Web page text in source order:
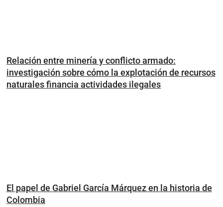
Relación entre minería y conflicto armado:
investigación sobre cómo la explotación de recursos
naturales financia actividades ilegales
El papel de Gabriel García Márquez en la historia de
Colombia